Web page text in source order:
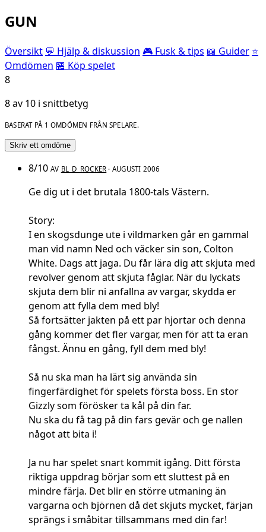
GUN
Översikt 💬 Hjälp & diskussion 🎮 Fusk & tips 📖 Guider ⭐
Omdömen 🏪 Köp spelet
8
8 av 10 i snittbetyg
BASERAT PÅ 1 OMDÖMEN FRÅN SPELARE.
Skriv ett omdöme
8/10 AV BL_D_ROCKER · AUGUSTI 2006
Ge dig ut i det brutala 1800-tals Västern.
Story:
I en skogsdunge ute i vildmarken går en gammal
man vid namn Ned och väcker sin son, Colton
White. Dags att jaga. Du får lära dig att skjuta med
revolver genom att skjuta fåglar. När du lyckats
skjuta dem blir ni anfallna av vargar, skydda er
genom att fylla dem med bly!
Så fortsätter jakten på ett par hjortar och denna
gång kommer det fler vargar, men för att ta eran
fångst. Ännu en gång, fyll dem med bly!
Så nu ska man ha lärt sig använda sin
fingerfärdighet för spelets första boss. En stor
Gizzly som förösker ta kål på din far.
Nu ska du få tag på din fars gevär och ge nallen
något att bita i!
Ja nu har spelet snart kommit igång. Ditt första
riktiga uppdrag börjar som ett sluttest på en
mindre färja. Det blir en större utmaning än
vargarna och björnen då det skjuts mycket, färjan
sprängs i småbitar tillsammans med din far!